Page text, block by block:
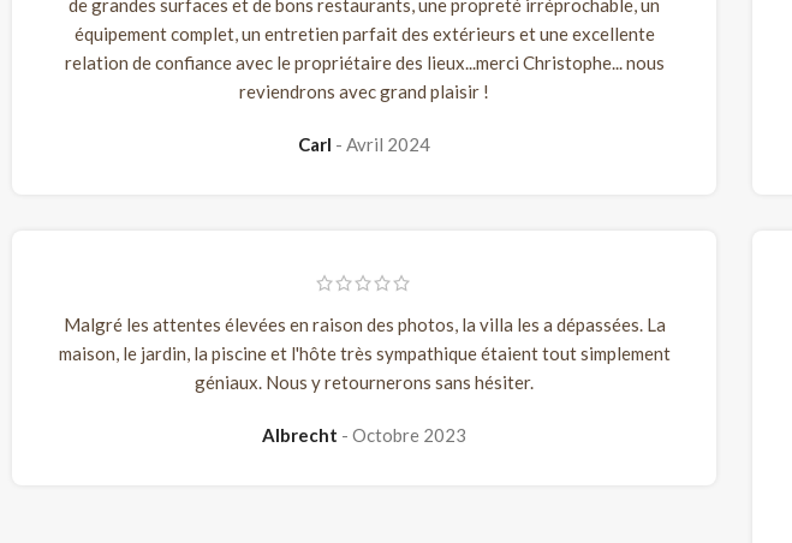
de grandes surfaces et de bons restaurants, une propreté irréprochable, un
équipement complet, un entretien parfait des extérieurs et une excellente
relation de confiance avec le propriétaire des lieux...merci Christophe... nous
reviendrons avec grand plaisir !
Carl Avril 2024
Malgré les attentes élevées en raison des photos, la villa les a dépassées. La
maison, le jardin, la piscine et l'hôte très sympathique étaient tout simplement
géniaux. Nous y retournerons sans hésiter.
Albrecht Octobre 2023